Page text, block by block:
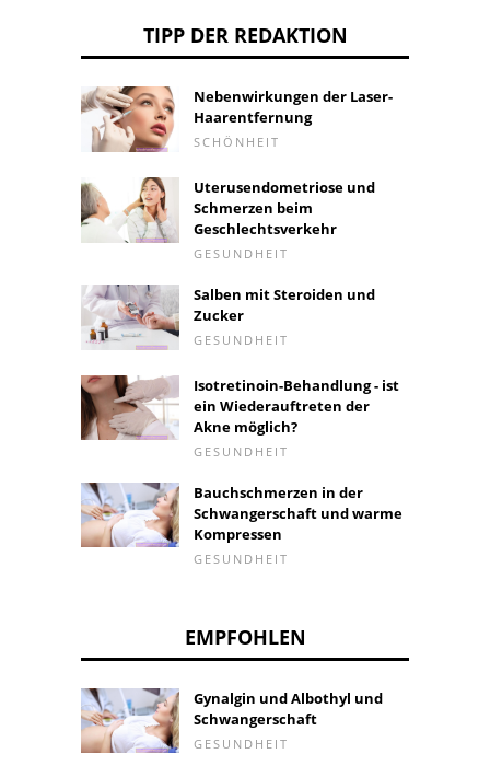
TIPP DER REDAKTION
Nebenwirkungen der Laser-
Haarentfernung
SCHÖNHEIT
Uterusendometriose und
Schmerzen beim
Geschlechtsverkehr
GESUNDHEIT
Salben mit Steroiden und
Zucker
GESUNDHEIT
Isotretinoin-Behandlung - ist
ein Wiederauftreten der
Akne möglich?
GESUNDHEIT
Bauchschmerzen in der
Schwangerschaft und warme
Kompressen
GESUNDHEIT
EMPFOHLEN
Gynalgin und Albothyl und
Schwangerschaft
GESUNDHEIT